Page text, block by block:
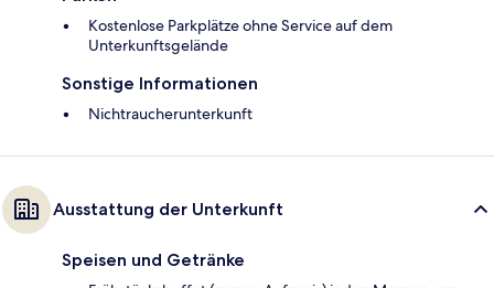
Kostenlose Parkplätze ohne Service auf dem
Unterkunftsgelände
Sonstige Informationen
Nichtraucherunterkunft
Ausstattung der Unterkunft
Speisen und Getränke